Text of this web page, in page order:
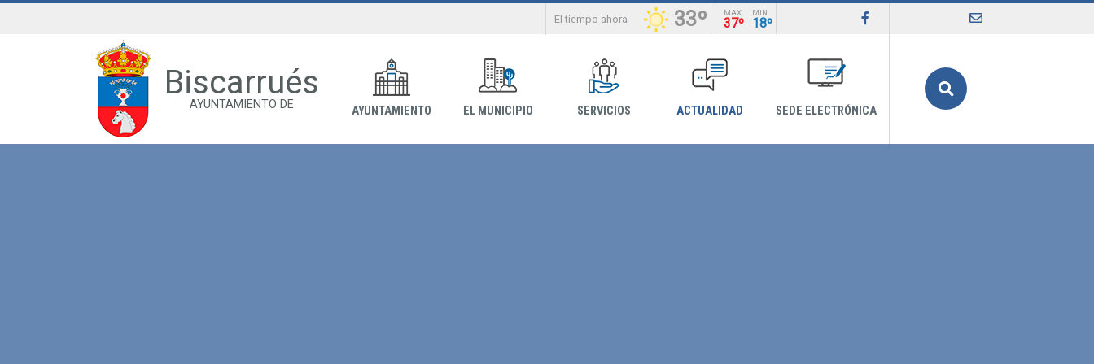
El tiempo ahora 33º MAX
37º
MIN
18º
Biscarrués
AYUNTAMIENTO DE AYUNTAMIENTO EL MUNICIPIO SERVICIOS ACTUALIDAD SEDE ELECTRÓNICA